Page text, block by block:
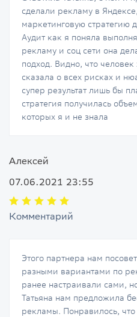
сделали рекламу в
маркетинговую стратегию
Аудит как я поняла
рекламу и соц сети она
подход. Видно, что
сказала о всех рисках и
супер результат лишь бы
стратегия получилась
которых я и не знала
Алексей
07.06.2021 23:55
Комментарий
Этого партнера нам
разными вариантами по
ранее настраивали сами,
Татьяна нам предложила
рекламы. Понравилось,